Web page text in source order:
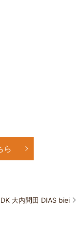
ら
大内問田 DIAS biei